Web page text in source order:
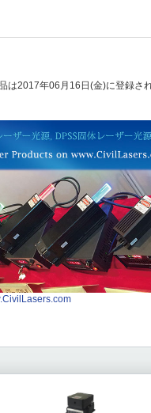
は2017年06月16日(金)に登録さ